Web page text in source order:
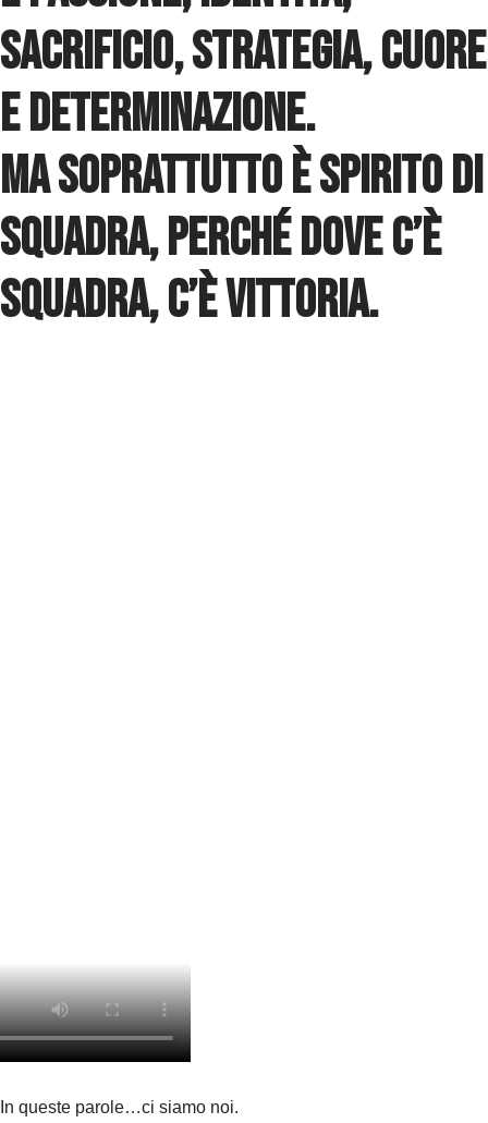
sacrificio, strategia, cuore
e determinazione.
Ma soprattutto è spirito di
squadra, perché dove c’è
squadra, c’è vittoria.
In queste parole…ci siamo noi.